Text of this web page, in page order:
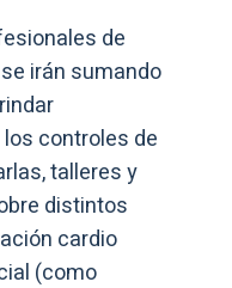
de
se irán sumando
controles de
talleres y
distintos
cardio
(como